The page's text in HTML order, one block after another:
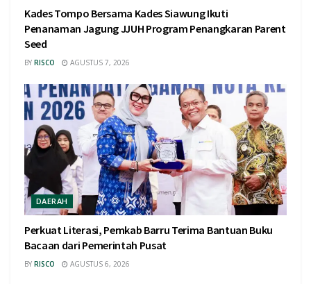
Kades Tompo Bersama Kades Siawung Ikuti
Penanaman Jagung JJUH Program Penangkaran Parent
Seed
BY RISCO AGUSTUS 7, 2026
DAERAH
Perkuat Literasi, Pemkab Barru Terima Bantuan Buku
Bacaan dari Pemerintah Pusat
BY RISCO AGUSTUS 6, 2026